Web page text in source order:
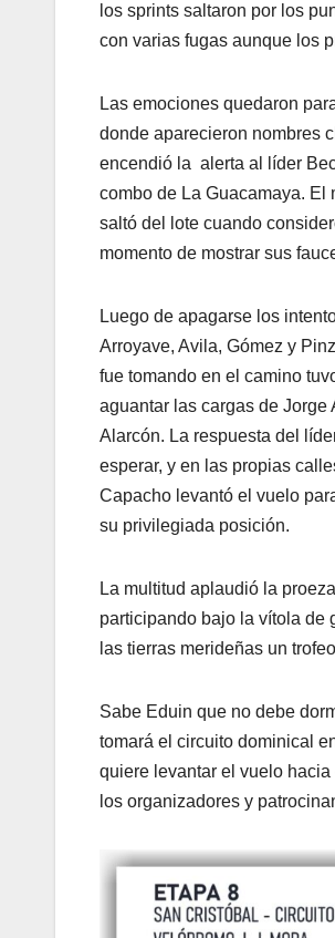
los sprints saltaron por los
con varias fugas aunque los
Las emociones quedaron
donde aparecieron nombres
encendió la alerta al líder
combo de La Guacamaya. El
saltó del lote cuando
momento de mostrar sus
Luego de apagarse los
Arroyave, Avila, Gómez y
fue tomando en el camino
aguantar las cargas de Jorge
Alarcón. La respuesta del
esperar, y en las propias
Capacho levantó el vuelo
su privilegiada posición.
La multitud aplaudió la
participando bajo la vítola de
las tierras merideñas un
Sabe Eduin que no debe
tomará el circuito dominical
quiere levantar el vuelo
los organizadores y